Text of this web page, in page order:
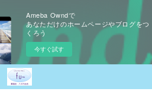
Ameba Owndで
あなただけのホームページやブログをつ
くろう
今すぐ試す